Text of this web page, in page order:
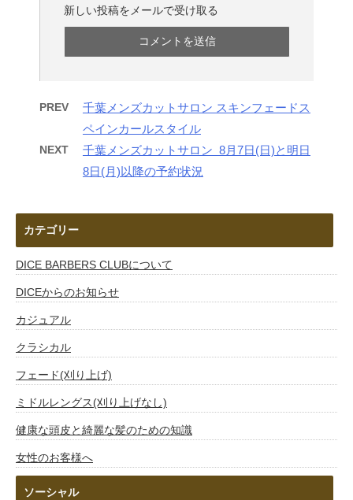
新しい投稿をメールで受け取る
PREV
千葉メンズカットサロン スキンフェードス
ペインカールスタイル
NEXT
千葉メンズカットサロン 8月7日(日)と明日
8日(月)以降の予約状況
カテゴリー
DICE BARBERS CLUBについて
DICEからのお知らせ
カジュアル
クラシカル
フェード(刈り上げ)
ミドルレングス(刈り上げなし)
健康な頭皮と綺麗な髪のための知識
女性のお客様へ
ソーシャル